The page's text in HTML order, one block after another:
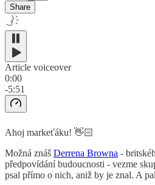
Share
Article voiceover
0:00
-5:51
Ahoj markeťáku! 👋🏻
Možná znáš Derrena Browna -
předpovídání budoucnosti - vezme
psal přímo o nich, aniž by je znal. A